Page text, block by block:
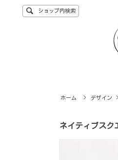
ショップ内検索
ホーム > デザイン
ネイティブスク